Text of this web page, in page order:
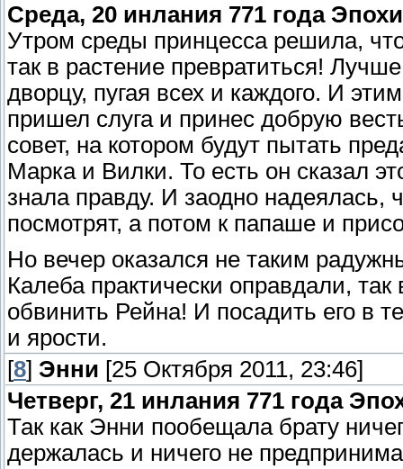
Среда, 20 инлания 771 года
Утром среды принцесса решила,
так в растение превратиться!
дворцу, пугая всех и каждого. И
пришел слуга и принес добрую
совет, на котором будут пытать
Марка и Вилки. То есть он сказал
знала правду. И заодно надеялась,
посмотрят, а потом к папаше и
Но вечер оказался не таким
Калеба практически оправдали,
обвинить Рейна! И посадить его в
и ярости.
[8] Энни [25 Октября 2011, 23:46]
Четверг, 21 инлания 771 года
Так как Энни пообещала брату
держалась и ничего не